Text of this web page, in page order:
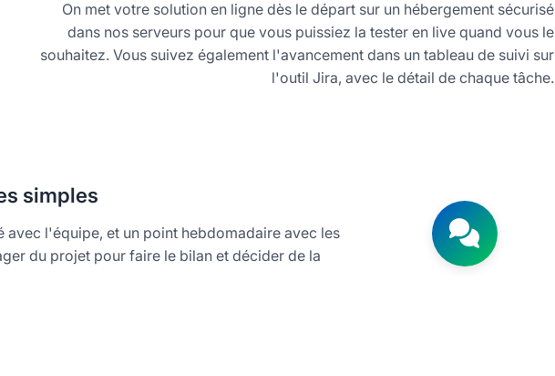
On met votre solution en ligne dès le départ sur un hébergement sécurisé
dans nos serveurs pour que vous puissiez la tester en live quand vous le
souhaitez. Vous suivez également l'avancement dans un tableau de suivi sur
l'outil Jira, avec le détail de chaque tâche.
simples
avec l'équipe, et un point hebdomadaire avec les
du projet pour faire le bilan et décider de la